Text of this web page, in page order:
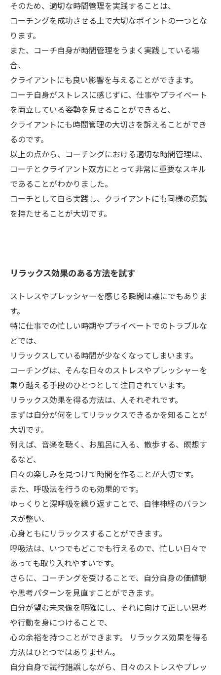
そのため、適切な時間管理を実践することは、
コーチングを成功させる上で大切なポイントの一つとな
ります。
また、コーチ自身が時間管理をうまく実践している場
合、
クライアントにも良い影響を与えることができます。
コーチ自身がストレスに感じずに、仕事やプライベート
を両立している姿勢を見せることができると、
クライアントにも時間管理の大切さを訴えることができ
るのです。
以上の点から、コーチングにおける適切な時間管理は、
コーチとクライアント双方にとって非常に重要なスキル
であることがわかりました。
コーチとして自ら実践し、クライアントにも同様の意識
を持たせることが大切です。
リラックス効果のある方法を試す
ストレスやプレッシャーを感じる瞬間は誰にでもありま
す。
特に仕事での忙しい時期やプライベートでのトラブルな
どでは、
リラックスしている時間が少なくなってしまいます。
コーチングは、そんな日々のストレスやプレッシャーを
乗り越える手段のひとつとして注目されています。
リラックス効果を得る方法は、人それぞれです。
まずは自分が何をしてリラックスできるかを知ることが
大切です。
例えば、音楽を聴く、お風呂に入る、散歩する、瞑想す
るなど、
日々の楽しみを見つけて時間を作ることが大切です。
また、呼吸法を行うのも効果的です。
ゆっくりと深呼吸を繰り返すことで、自律神経のバラン
スが整い、
心身ともにリラックスすることができます。
呼吸法は、いつでもどこでも行えるので、忙しい日々で
あっても取り入れやすいです。
さらに、コーチングを受けることで、自分自身の価値観
や思考パターンを見直すことができます。
自分が望む未来像を明確にし、それに向けて正しい思考
や行動を身につけることで、
心の余裕を持つことができます。 リラックス効果を得る
方法はひとつではありません。
自分自身で試行錯誤しながら、日々のストレスやプレッ